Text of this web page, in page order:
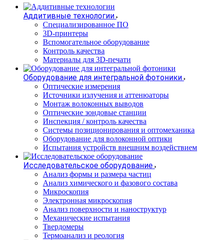
Аддитивные технологии
Специализированное ПО
3D-принтеры
Вспомогательное оборудование
Контроль качества
Материалы для 3D-печати
Оборудование для интегральной фотоники
Оптические измерения
Источники излучения и аттенюаторы
Монтаж волоконных выводов
Оптические зондовые станции
Инспекция / контроль качества
Системы позиционирования и оптомеханика
Оборудование для волоконной оптики
Испытания устройств внешним воздействием
Исследовательское оборудование
Анализ формы и размера частиц
Анализ химического и фазового состава
Микроскопия
Электронная микроскопия
Анализ поверхности и наноструктур
Механические испытания
Твердомеры
Термоанализ и реология